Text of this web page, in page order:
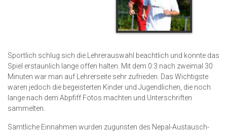
Sportlich schlug sich die Lehrerauswahl beachtlich und konnte das
Spiel erstaunlich lange offen halten. Mit dem 0:3 nach zweimal 30
Minuten war man auf Lehrerseite sehr zufrieden. Das Wichtigste
waren jedoch die begeisterten Kinder und Jugendlichen, die noch
lange nach dem Abpfiff Fotos machten und Unterschriften
sammelten.
Sämtliche Einnahmen wurden zugunsten des Nepal-Austausch-